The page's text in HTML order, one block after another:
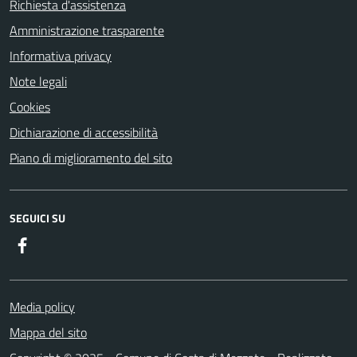
Richiesta d'assistenza
Amministrazione trasparente
Informativa privacy
Note legali
Cookies
Dichiarazione di accessibilità
Piano di miglioramento del sito
SEGUICI SU
Media policy
Mappa del sito